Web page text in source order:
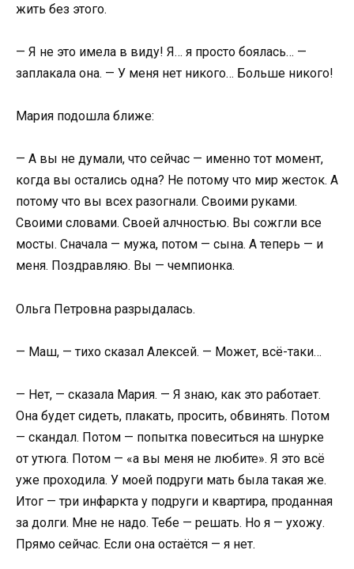
жить без этого.
— Я не это имела в виду! Я… я просто боялась… —
заплакала она. — У меня нет никого… Больше никого!
Мария подошла ближе:
— А вы не думали, что сейчас — именно тот момент,
когда вы остались одна? Не потому что мир жесток. А
потому что вы всех разогнали. Своими руками.
Своими словами. Своей алчностью. Вы сожгли все
мосты. Сначала — мужа, потом — сына. А теперь — и
меня. Поздравляю. Вы — чемпионка.
Ольга Петровна разрыдалась.
— Маш, — тихо сказал Алексей. — Может, всё-таки…
— Нет, — сказала Мария. — Я знаю, как это работает.
Она будет сидеть, плакать, просить, обвинять. Потом
— скандал. Потом — попытка повеситься на шнурке
от утюга. Потом — «а вы меня не любите». Я это всё
уже проходила. У моей подруги мать была такая же.
Итог — три инфаркта у подруги и квартира, проданная
за долги. Мне не надо. Тебе — решать. Но я — ухожу.
Прямо сейчас. Если она остаётся — я нет.